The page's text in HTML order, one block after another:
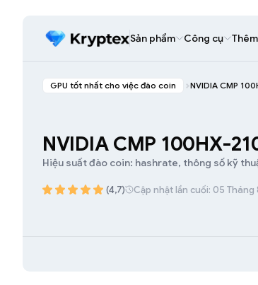
Sản phẩm Công cụ Thêm
GPU tốt nhất cho việc đào coin NVIDIA CMP
NVIDIA CMP 100HX-
Hiệu suất đào coin: hashrate, thông số kỹ
(4,7) Cập nhật lần cuối: 05 Tháng